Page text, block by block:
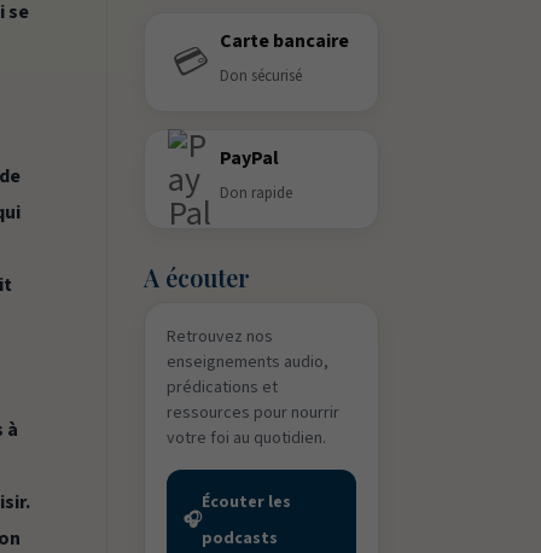
se
à
💳 Carte bancaire
Don sécurisé
PayPal
Don rapide
A écouter
Retrouvez nos
enseignements audio,
prédications et
ressources pour nourrir
votre foi au quotidien.
🎧
Écouter les
podcasts